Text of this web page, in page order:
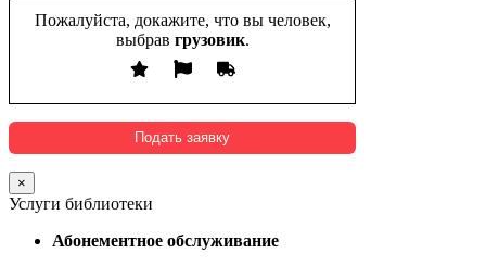
Пожалуйста, докажите, что вы человек,
выбрав грузовик.
×
Услуги библиотеки
Абонементное обслуживание